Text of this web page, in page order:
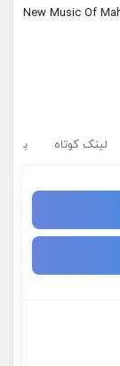
New Music Of
لینک کوتاه